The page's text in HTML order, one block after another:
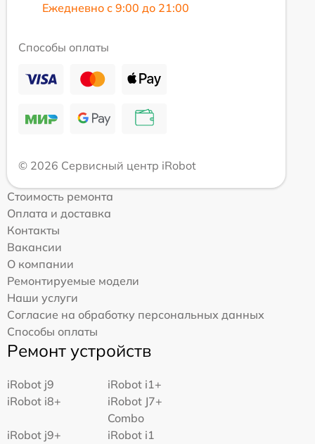
Ежедневно с 9:00 до 21:00
Способы оплаты
© 2026 Сервисный центр iRobot
Стоимость ремонта
Оплата и доставка
Контакты
Вакансии
О компании
Ремонтируемые модели
Наши услуги
Согласие на обработку персональных данных
Способы оплаты
Ремонт устройств
iRobot j9
iRobot i1+
iRobot i8+
iRobot J7+
Combo
iRobot j9+
iRobot i1